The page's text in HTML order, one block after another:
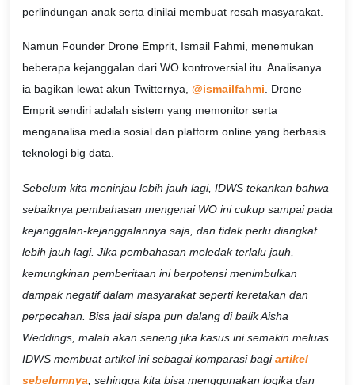
perlindungan anak serta dinilai membuat resah masyarakat.
Namun Founder Drone Emprit, Ismail Fahmi, menemukan
beberapa kejanggalan dari WO kontroversial itu. Analisanya
ia bagikan lewat akun Twitternya, @ismailfahmi. Drone
Emprit sendiri adalah sistem yang memonitor serta
menganalisa media sosial dan platform online yang berbasis
teknologi big data.
Sebelum kita meninjau lebih jauh lagi, IDWS tekankan bahwa
sebaiknya pembahasan mengenai WO ini cukup sampai pada
kejanggalan-kejanggalannya saja, dan tidak perlu diangkat
lebih jauh lagi. Jika pembahasan meledak terlalu jauh,
kemungkinan pemberitaan ini berpotensi menimbulkan
dampak negatif dalam masyarakat seperti keretakan dan
perpecahan. Bisa jadi siapa pun dalang di balik Aisha
Weddings, malah akan seneng jika kasus ini semakin meluas.
IDWS membuat artikel ini sebagai komparasi bagiartikel
sebelumnya, sehingga kita bisa menggunakan logika dan